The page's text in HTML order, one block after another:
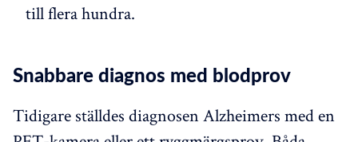
till flera hundra.
Snabbare diagnos med blodprov
Tidigare ställdes diagnosen Alzheimers med en